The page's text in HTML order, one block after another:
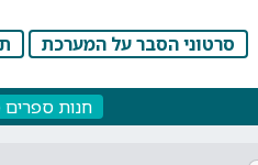
סרטוני הסבר על המערכת
חנות ספרים